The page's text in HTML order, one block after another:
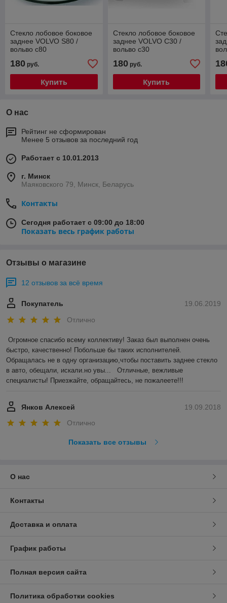
Стекло лобовое боковое
заднее VOLVO S80 /
вольво с80
180 руб.
Купить
Стекло лобовое боковое
заднее VOLVO C30 /
вольво с30
180руб.
Купить
О нас
Рейтинг не сформирован
Менее 5 отзывов за последний год
Работает с 10.01.2013
г. Минск
Маяковского 79, Минск, Беларусь
Контакты
Сегодня работает с 09:00 до 18:00
Показать весь график работы
Отзывы о магазине
12 отзывов за всё время
19.06.2019
Покупатель
Отлично
Огромное спасибо всему коллективу! Заказ был выполнен очень
быстро, качественно! Побольше бы таких исполнителей.
Обращалась не в одну организацию,чтобы поставить заднее стекло
в авто, обещали, искали.но увы...   Отличные, вежливые
специалисты! Приезжайте, обращайтесь, не пожалеете!!!
19.09.2018
Янков Алексей
Отлично
Показать все отзывы
О нас
Контакты
Доставка и оплата
График работы
Полная версия сайта
Политика обработки cookies